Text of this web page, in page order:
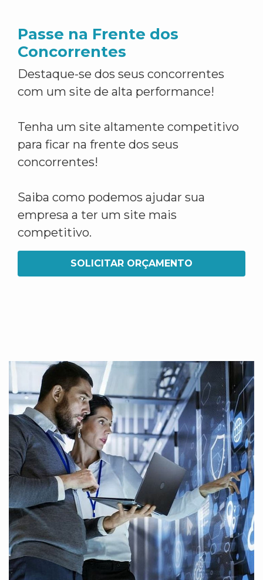
Passe na Frente dos
Concorrentes
Destaque-se dos seus concorrentes
com um site de alta performance!
Tenha um site altamente competitivo
para ficar na frente dos seus
concorrentes!
Saiba como podemos ajudar sua
empresa a ter um site mais
competitivo.
SOLICITAR ORÇAMENTO